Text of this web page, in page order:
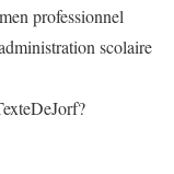
professionnel
scolaire